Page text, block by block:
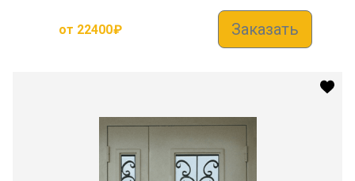
от 22400₽ Заказать